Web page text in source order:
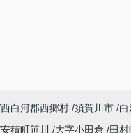
西白河郡西郷村 須賀川市
安積町笹川 大字小田倉 田